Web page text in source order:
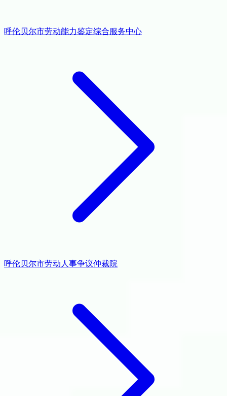
呼伦贝尔市劳动能力鉴定综合服务中心
呼伦贝尔市劳动人事争议仲裁院